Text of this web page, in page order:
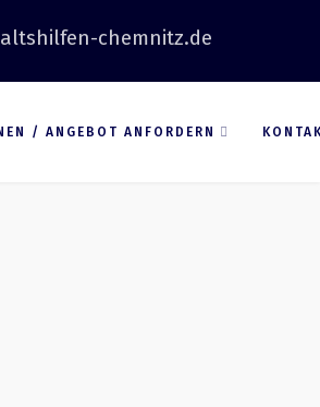
chemnitz.de
/ ANGEBOT ANFORDERN